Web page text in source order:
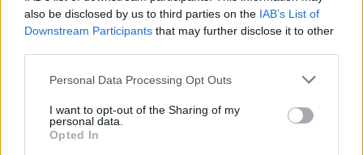
also be disclosed by us to third parties on the IAB’s List of
Downstream Participants that may further disclose it to other
Personal Data Processing Opt Outs
I want to opt-out of the Sharing of my
personal data.
Opted In
Η “MYTILINEOS” δωρίζει 65 ειδικούς
αναπνευστήρες
Η Συντακτική ομάδα του Libre
1 Απριλίου, 2020